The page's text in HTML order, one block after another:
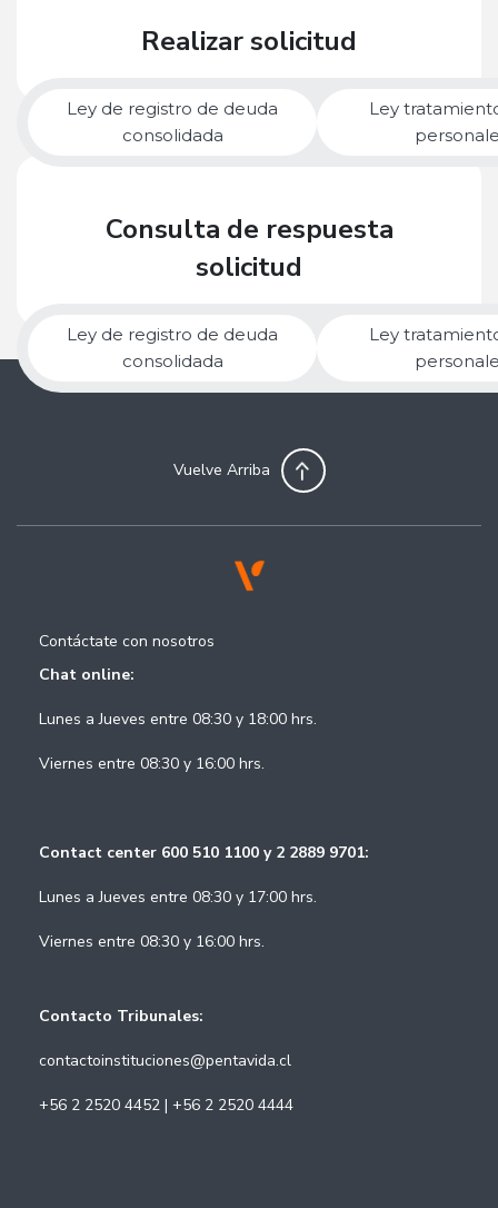
Realizar solicitud
Ley de registro de deuda
consolidada
Ley
Consulta de respuesta
solicitud
Ley de registro de deuda
consolidada
Ley
Vuelve Arriba
Contáctate con nosotros
Chat online:
Lunes a Jueves entre 08:30 y 18:00 hrs.
Viernes entre 08:30 y 16:00 hrs.
Contact center 600 510 1100 y 2 2889 9701:
Lunes a Jueves entre 08:30 y 17:00 hrs.
Viernes entre 08:30 y 16:00 hrs.
Contacto Tribunales:
contactoinstituciones@pentavida.cl
+56 2 2520 4452 | +56 2 2520 4444